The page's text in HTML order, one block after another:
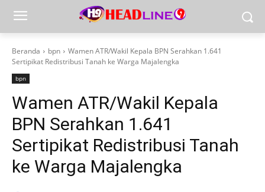
Beranda bpn
Wamen ATR/Wakil Kepala BPN Serahkan 1.641
Sertipikat Redistribusi Tanah ke Warga Majalengka
bpn
Wamen ATR/Wakil Kepala
BPN Serahkan 1.641
Sertipikat Redistribusi Tanah
ke Warga Majalengka